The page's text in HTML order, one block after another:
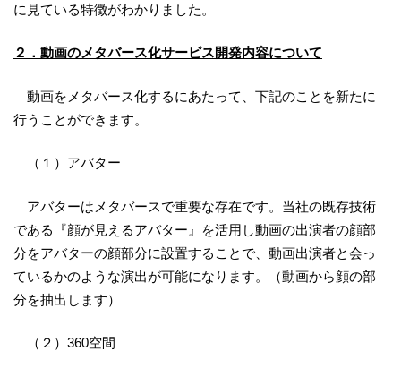
に見ている特徴がわかりました。
２．動画のメタバース化サービス開発内容について
動画をメタバース化するにあたって、下記のことを新たに
行うことができます。
（１）アバター
アバターはメタバースで重要な存在です。当社の既存技術
である『顔が見えるアバター』を活用し動画の出演者の顔部
分をアバターの顔部分に設置することで、動画出演者と会っ
ているかのような演出が可能になります。（動画から顔の部
分を抽出します）
（２）360空間